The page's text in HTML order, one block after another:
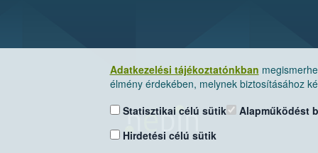
Adatkezelési tájékoztatónkban
élmény érdekében, melynek biztosításához
Statisztikai célú sütik
Hirdetési célú sütik
Alapműködést